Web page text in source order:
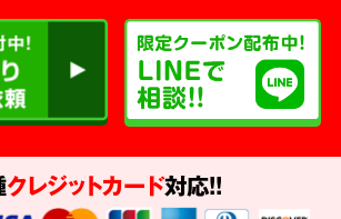
クレジットカード対応!!